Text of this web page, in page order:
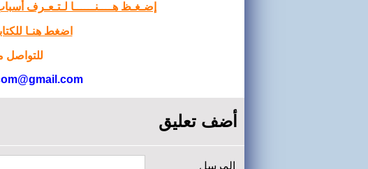
إضـغـظ هــــنــــــا لـتـعـرف
اضغط هنـا
للتواصل
أضف تعليق
المرسل